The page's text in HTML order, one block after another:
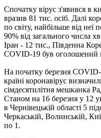
Спочатку вірус з'явився в
вразив 81 тис. осіб. Далі
по світу, найбільше від неї
90% від загального числа
Іран - 12 тис., Південна
COVID-19 був оголошений
На початку березня COVID-
країні коронавірус
сімдесятилітня мешканка
Станом на 16 березня у 12
в Чернівецькій області 5
Черкаській, Волинській,
по 1.